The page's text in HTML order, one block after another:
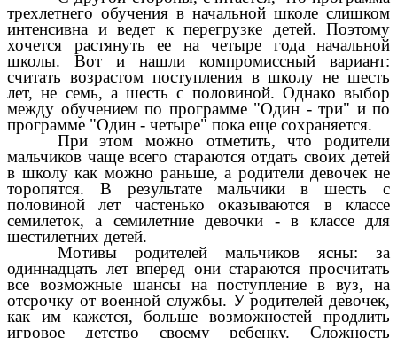
трехлетнего обучения в начальной школе слишком
интенсивна и ведет к перегрузке детей. Поэтому
хочется растянуть ее на четыре года начальной
школы. Вот и нашли компромиссный вариант:
считать возрастом поступления в школу не шесть
лет, не семь, а шесть с половиной. Однако выбор
между обучением по программе "Один - три" и по
программе "Один - четыре" пока еще сохраняется.
При этом можно отметить, что родители
мальчиков чаще всего стараются отдать своих детей
в школу как можно раньше, а родители девочек не
торопятся. В результате мальчики в шесть с
половиной лет частенько оказываются в классе
семилеток, а семилетние девочки - в классе для
шестилетних детей.
Мотивы родителей мальчиков ясны: за
одиннадцать лет вперед они стараются просчитать
все возможные шансы на поступление в вуз, на
отсрочку от военной службы. У родителей девочек,
как им кажется, больше возможностей продлить
игровое детство своему ребенку. Сложность